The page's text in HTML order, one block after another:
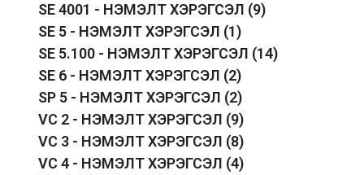
SE 4001 - НЭМЭЛТ ХЭРЭГСЭЛ (9)
SE 5 - НЭМЭЛТ ХЭРЭГСЭЛ (1)
SE 5.100 - НЭМЭЛТ ХЭРЭГСЭЛ (14)
SE 6 - НЭМЭЛТ ХЭРЭГСЭЛ (2)
SP 5 - НЭМЭЛТ ХЭРЭГСЭЛ (2)
VC 2 - НЭМЭЛТ ХЭРЭГСЭЛ (9)
VC 3 - НЭМЭЛТ ХЭРЭГСЭЛ (8)
VC 4 - НЭМЭЛТ ХЭРЭГСЭЛ (4)